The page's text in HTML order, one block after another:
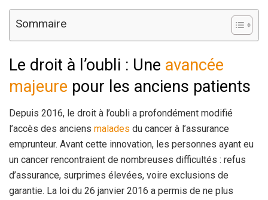
Sommaire
Le droit à l’oubli : Une avancée
majeure pour les anciens patients
Depuis 2016, le droit à l’oubli a profondément modifié
l’accès des anciens malades du cancer à l’assurance
emprunteur. Avant cette innovation, les personnes ayant eu
un cancer rencontraient de nombreuses difficultés : refus
d’assurance, surprimes élevées, voire exclusions de
garantie. La loi du 26 janvier 2016 a permis de ne plus